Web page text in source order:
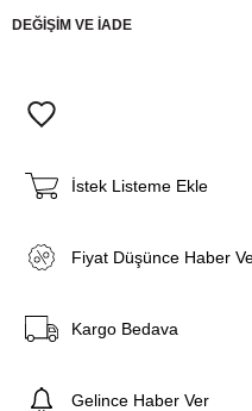
DEĞİŞİM VE İADE
İstek Listeme Ekle
Fiyat Düşünce Haber
Kargo Bedava
Gelince Haber Ver